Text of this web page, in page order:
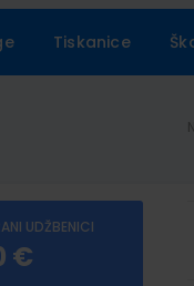
Tiskanice
UDŽBENICI
€